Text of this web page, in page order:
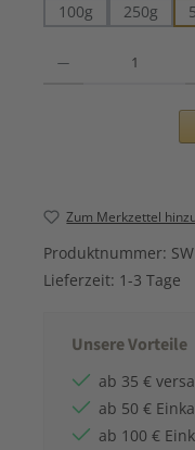
100g
250g
Zum Merkzettel
Produktnummer:
Lieferzeit: 1-3 Tage
Unsere Vorteile
ab 35 €
ab 50 €
ab 100 €